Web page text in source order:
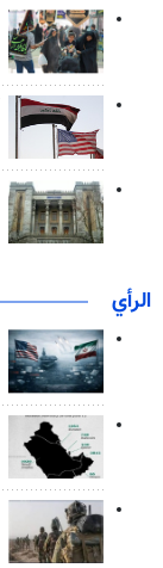
الرأي